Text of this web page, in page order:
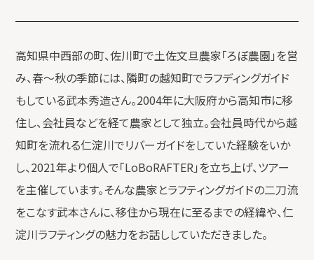
高知県中西部の町、佐川町で土佐文旦農家「ろぼ農園」を営
み、春～秋の季節には、隣町の越知町でラフディングガイド
もしている武本秀造さん。2004年に大阪府から高知市に移
住し、会社員などを経て農家として独立。会社員時代から越
知町を流れる仁淀川でリバーガイドをしていた経験をいか
し、2021年より個人で「LoBoRAFTER」を立ち上げ、ツアー
を主催しています。そんな農家とラフティングガイドの二刀流
をこなす武本さんに、移住から現在に至るまでの経緯や、仁
淀川ラフティングの魅力をお話ししていただきました。